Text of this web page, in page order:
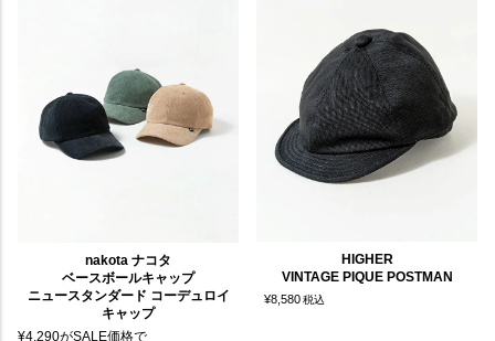
nakota ナコタ
ベースボールキャップ
ニュースタンダード コーデュロイ
キャップ
¥4,290がSALE価格で
HIGHER
VINTAGE PIQUE POSTMAN
¥8,580税込